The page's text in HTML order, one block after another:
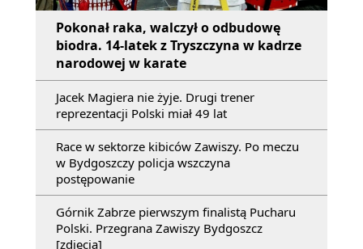
Pokonał raka, walczył o odbudowę
biodra. 14-latek z Tryszczyna w kadrze
narodowej w karate
Jacek Magiera nie żyje. Drugi trener
reprezentacji Polski miał 49 lat
Race w sektorze kibiców Zawiszy. Po meczu
w Bydgoszczy policja wszczyna
postępowanie
Górnik Zabrze pierwszym finalistą Pucharu
Polski. Przegrana Zawiszy Bydgoszcz
[zdjęcia]